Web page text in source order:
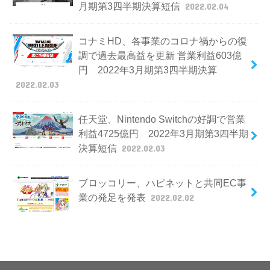
月期第3四半期決算短信 2022.02.04
コナミHD、各事業のコロナ禍からの復
調で過去最高益を更新 営業利益603億
円 2022年3月期第3四半期決算
2022.02.03
任天堂、Nintendo Switchの好調で営業
利益4725億円 2022年3月期第3四半期
決算短信 2022.02.03
ブロッコリー、ハピネットと共同EC事
業の発足を発表 2022.02.02